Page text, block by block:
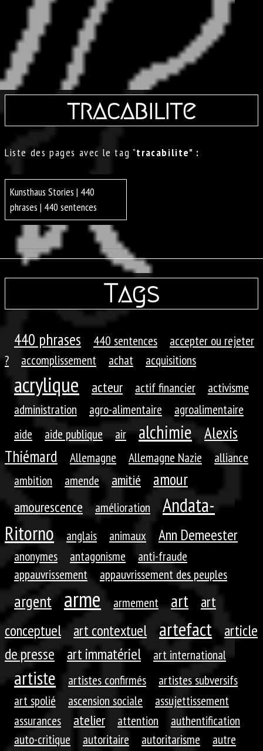
tracabilite
Liste des pages avec le tag "tracabilite" :
Kunsthaus Stories | 440
phrases | 440 sentences
Tags
440 phrases 440 sentences
accepter ou rejeter
?
accomplissement achat acquisitions
acrylique acteur actif financier
activisme
administration
agro-alimentaire
agroalimentaire
aide
aide publique air alchimie
Alexis
Thiémard
Allemagne Allemagne Nazie
alliance
ambition
amende amitié amour
amourescence amélioration
Andata-
Ritorno
anglais animaux Ann Demeester
anonymes antagonisme
anti-fraude
appauvrissement
appauvrissement des peuples
argent arme armement art
art
conceptuel
art contextuel artefact
article
de presse
art immatériel art international
artiste artistes confirmés
artistes subversifs
art spolié
ascension sociale
assujettissement
assurances
atelier attention
authentification
auto-critique
autoritaire autoritarisme
autre